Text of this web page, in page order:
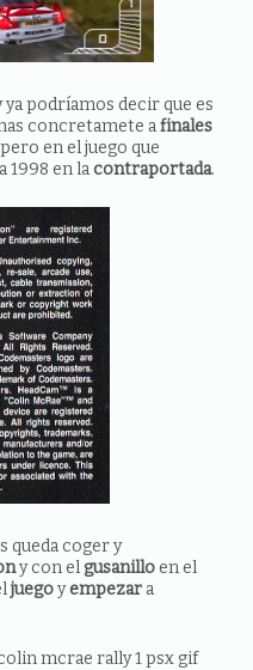
ya podríamos decir que es
concretamete afinales
en el juego que
1998 en lacontraportada.
queda coger y
y con el gusanilloen el
juegoyempezar a